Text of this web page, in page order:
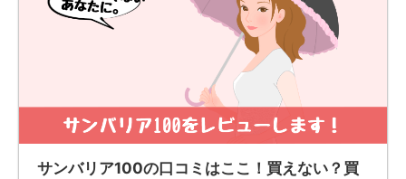
サンバリア100の口コミはここ！買えない？買